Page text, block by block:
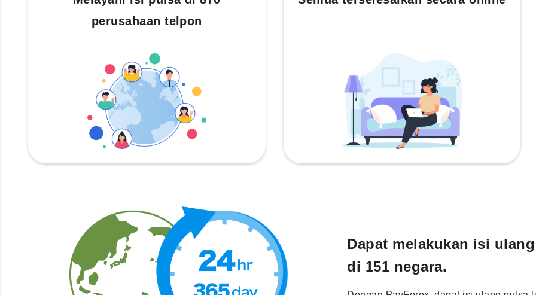
perusahaan telpon
Dapat melakukan isi
di 151 negara.